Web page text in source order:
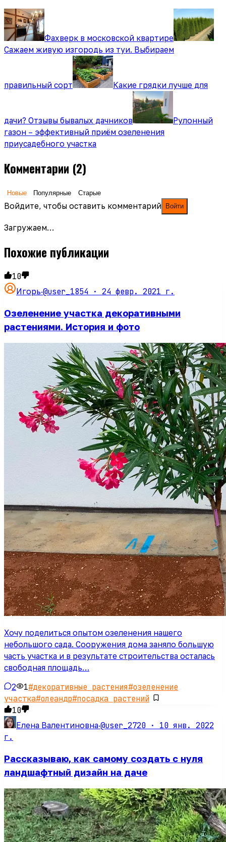
Фахверк в московской квартире
Сажаем живую изгородь из туи. Выбираем
правильный сорт Какие грядки лучше для
дачи? Отзывы бывалых дачников
Рулонный
газон – эффективный приём озеленения
приусадебного участка
Комментарии (2)
Новые Популярные Старые
Войдите, чтобы оставить комментарий Войти
Загружаем…
Похожие публикации
10
Игорь·@user_1854 · 24 февр. 2021 г.
Озеленение участка декоративными
растениями. История и фото
Хочу поделиться опытом озеленения нашего
небольшого сада. Сооружения дома заняло большую
часть участка и в результате строительства осталась
свободная площадь…
2 1#декоративные растения#озеленение
участка#олеандр#посадка растений
10
Елена Валентиновна·@user_2720 · 10 янв. 2022
г.
Рассказываю, как самому создать с нуля
ландшафтный дизайн на даче